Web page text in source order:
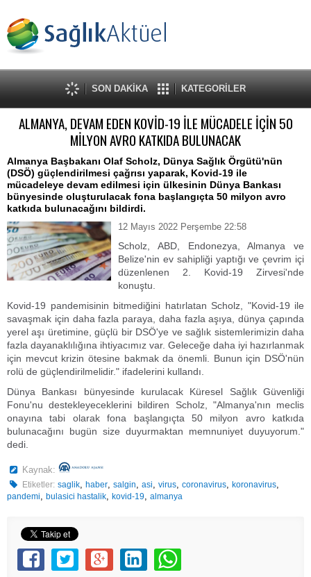
SON DAKİKA KATEGORİLER
ALMANYA, DEVAM EDEN KOVİD-19 İLE MÜCADELE İÇİN 50
MİLYON AVRO KATKIDA BULUNACAK
Almanya Başbakanı Olaf Scholz, Dünya Sağlık Örgütü'nün
(DSÖ) güçlendirilmesi çağrısı yaparak, Kovid-19 ile
mücadeleye devam edilmesi için ülkesinin Dünya Bankası
bünyesinde oluşturulacak fona başlangıçta 50 milyon avro
katkıda bulunacağını bildirdi.
12 Mayıs 2022 Perşembe 22:58
Scholz, ABD, Endonezya, Almanya ve
Belize'nin ev sahipliği yaptığı ve çevrim içi
düzenlenen 2. Kovid-19 Zirvesi'nde
konuştu.
Kovid-19 pandemisinin bitmediğini hatırlatan Scholz, "Kovid-19 ile
savaşmak için daha fazla paraya, daha fazla aşıya, dünya çapında
yerel aşı üretimine, güçlü bir DSÖ'ye ve sağlık sistemlerimizin daha
fazla dayanaklılığına ihtiyacımız var. Geleceğe daha iyi hazırlanmak
için mevcut krizin ötesine bakmak da önemli. Bunun için DSÖ'nün
rolü de güçlendirilmelidir." ifadelerini kullandı.
Dünya Bankası bünyesinde kurulacak Küresel Sağlık Güvenliği
Fonu'nu destekleyeceklerini bildiren Scholz, "Almanya'nın meclis
onayına tabi olarak fona başlangıçta 50 milyon avro katkıda
bulunacağını bugün size duyurmaktan memnuniyet duyuyorum."
dedi.
Kaynak:
Etiketler: saglik,haber,salgin,asi,virus,coronavirus,koronavirus,
pandemi, bulasici hastalik, kovid-19, almanya